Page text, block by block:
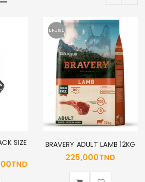
SIZE
TND
EPUISÉ
BRAVERY ADULT LAMB 12KG
225,000TND